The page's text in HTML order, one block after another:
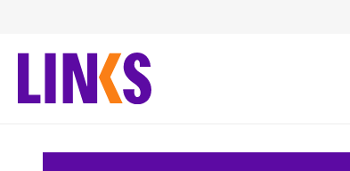
springen